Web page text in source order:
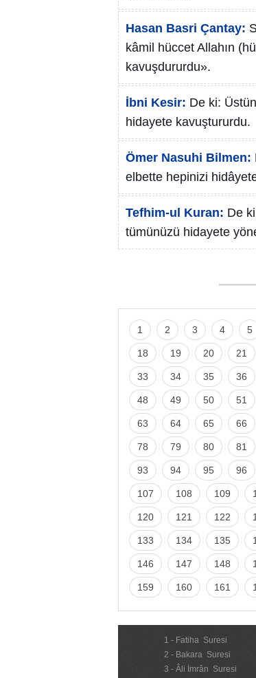
Hasan Basri Çantay:
kâmil hüccet Allahın
kavuşdururdu».
İbni Kesir: De ki:
hidayete kavuştururdu.
Ömer Nasuhi Bilmen:
elbette hepinizi
Tefhim-ul Kuran: De
tümünüzü hidayete
1 2 3 4 5
18 19 20 21
33 34 35 36
48 49 50 51
63 64 65 66
78 79 80 81
93 94 95 96
107 108 109
120 121 122
133 134 135
146 147 148
159 160 161
1 - Fatiha Suresi
2 - Bakara Suresi
3 - Âli İmrân Suresi